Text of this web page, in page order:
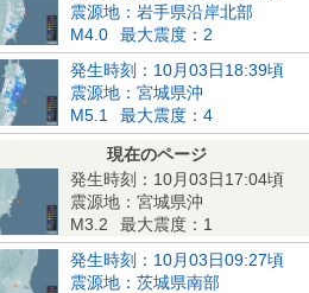
震源地：岩手県沿岸北部
M4.0
最大震度：2
発生時刻：10月03日18:39頃
震源地：宮城県沖
M5.1
最大震度：4
現在のページ
発生時刻：10月03日17:04頃
震源地：宮城県沖
M3.2
最大震度：1
発生時刻：10月03日09:27頃
震源地：茨城県南部